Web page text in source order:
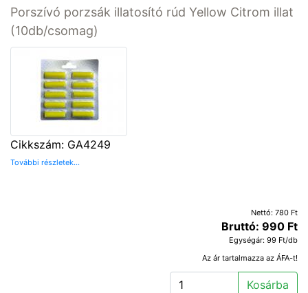
Porszívó porzsák illatosító rúd Yellow Citrom illat
(10db/csomag)
Cikkszám: GA4249
További részletek...
Nettó: 780 Ft
Bruttó: 990 Ft
Egységár: 99 Ft/db
Az ár tartalmazza az ÁFA-t!
Kosárba